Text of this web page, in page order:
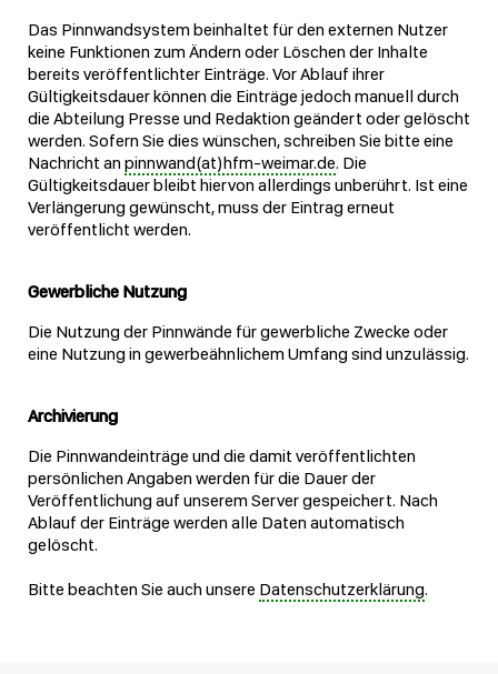
Das Pinnwandsystem beinhaltet für den externen Nutzer
keine Funktionen zum Ändern oder Löschen der Inhalte
bereits veröffentlichter Einträge. Vor Ablauf ihrer
Gültigkeitsdauer können die Einträge jedoch manuell durch
die Abteilung Presse und Redaktion geändert oder gelöscht
werden. Sofern Sie dies wünschen, schreiben Sie bitte eine
Nachricht an pinnwand(at)hfm-weimar.de. Die
Gültigkeitsdauer bleibt hiervon allerdings unberührt. Ist eine
Verlängerung gewünscht, muss der Eintrag erneut
veröffentlicht werden.
Gewerbliche Nutzung
Die Nutzung der Pinnwände für gewerbliche Zwecke oder
eine Nutzung in gewerbeähnlichem Umfang sind unzulässig.
Archivierung
Die Pinnwandeinträge und die damit veröffentlichten
persönlichen Angaben werden für die Dauer der
Veröffentlichung auf unserem Server gespeichert. Nach
Ablauf der Einträge werden alle Daten automatisch
gelöscht.
Bitte beachten Sie auch unsere Datenschutzerklärung.